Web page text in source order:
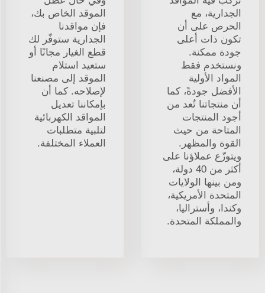
الجدارية، مع
الحرص على أن
تكون ذات أعلى
جودة ممكنة.
ونستخدم فقط
المواد الأولية
الأفضل جودةً، كما
أن منتجاتنا تُعد من
أجود المنتجات
المتاحة من حيث
القوة والمظهر.
ويتوزّع عملاؤنا على
أكثر من 40 دولة،
ومن بينها الولايات
المتحدة الأمريكية،
وكندا، وأستراليا،
والمملكة المتحدة.
الموقد الخاص بك،
فإن مواقدنا
الجدارية ستوفّر لك
قطع الغيار مجانًا أو
ستعيد استلام
الموقد إلى مصنعنا
لإصلاحه. كما أن
بإمكاننا تعديل
المواقد الكهربائية
لتلبية متطلبات
العملاء المختلفة.